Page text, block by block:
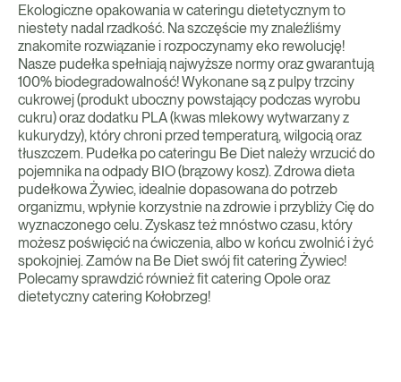
Ekologiczne opakowania w cateringu dietetycznym to
niestety nadal rzadkość. Na szczęście my znaleźliśmy
znakomite rozwiązanie i rozpoczynamy eko rewolucję!
Nasze pudełka spełniają najwyższe normy oraz gwarantują
100% biodegradowalność! Wykonane są z pulpy trzciny
cukrowej (produkt uboczny powstający podczas wyrobu
cukru) oraz dodatku PLA (kwas mlekowy wytwarzany z
kukurydzy), który chroni przed temperaturą, wilgocią oraz
tłuszczem. Pudełka po cateringu Be Diet należy wrzucić do
pojemnika na odpady BIO (brązowy kosz). Zdrowa dieta
pudełkowa Żywiec, idealnie dopasowana do potrzeb
organizmu, wpłynie korzystnie na zdrowie i przybliży Cię do
wyznaczonego celu. Zyskasz też mnóstwo czasu, który
możesz poświęcić na ćwiczenia, albo w końcu zwolnić i żyć
spokojniej. Zamów na Be Diet swój fit catering Żywiec!
Polecamy sprawdzić również fit catering Opole oraz
dietetyczny catering Kołobrzeg!